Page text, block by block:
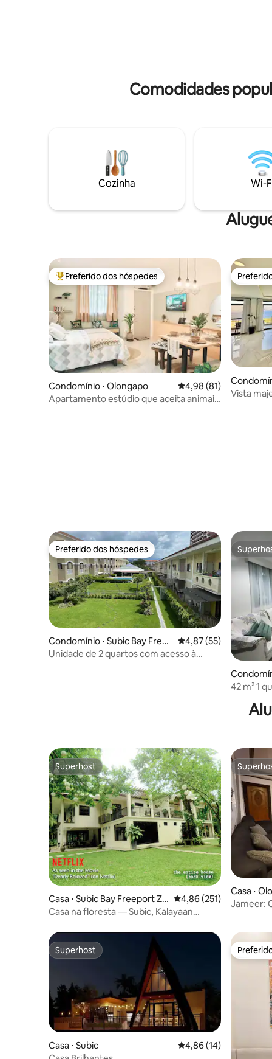
Comodidades
Cozinha Wi-
Entre os melhores preferidos dos hóspedes
Preferido dos hóspedes
Condomínio ⋅ Olongapo 4,98 de uma
4,98 (81)
Apartamento estúdio que aceita animais
ort Zone
Vista
Preferido dos hóspedes
Preferido dos hóspedes
Condomínio ⋅ Subic Bay Freep
ort Zone
4,87 de uma
4,87 (55)
Unidade de 2 quartos com acesso à
port Zone
42 m² 1
Superhost
Superhost
Casa ⋅ Subic Bay Freeport Zo
ne
4,86 de uma avaliação
4,86 (251)
Casa na floresta — Subic, Kalayaan
Casa ⋅
Jameer:
Superhost
Superhost
Casa ⋅ Subic 4,86 de uma avaliação
4,86 (14)